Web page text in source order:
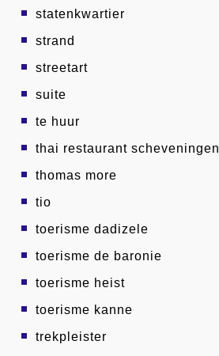
statenkwartier
strand
streetart
suite
te huur
thai restaurant scheveningen
thomas more
tio
toerisme dadizele
toerisme de baronie
toerisme heist
toerisme kanne
trekpleister